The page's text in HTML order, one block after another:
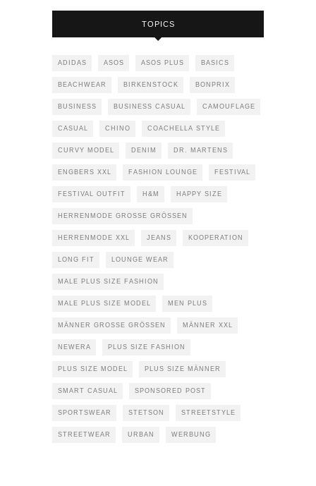
TOPICS
ADIDAS ASOS ASOS PLUS BASICS
BEACHWEAR BIRKENSTOCK BONPRIX
BUSINESS BUSINESS CASUAL CAMOUFLAGE
CASUAL CHINO COACHELLA STYLE
CURVY MODEL DENIM DR. MARTENS
ENGBERS XXL FASHION LOUNGE FESTIVAL
FESTIVAL OUTFIT H&M HAPPY SIZE
HERRENMODE GROSSE GRÖSSEN
HERRENMODE XXL JEANS KOOPERATION
LONG FIT LOUNGE WEAR
MALE PLUS SIZE FASHION
MALE PLUS SIZE MODEL MEN PLUS
MÄNNER GROSSE GRÖSSEN MÄNNER XXL
NEWERA PLUS SIZE FASHION
PLUS SIZE MODEL PLUS SIZE MÄNNER
SMART CASUAL SPONSORED POST
SPORTSWEAR STETSON STREETSTYLE
STREETWEAR URBAN WERBUNG